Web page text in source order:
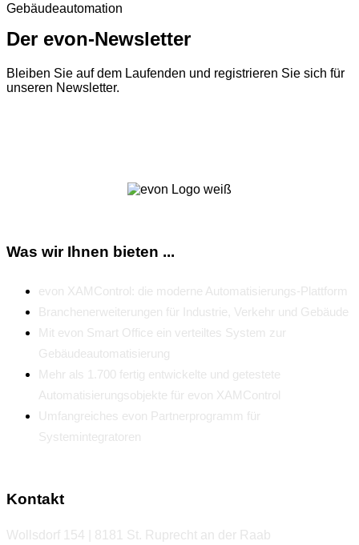
Gebäudeautomation
Der evon-Newsletter
Bleiben Sie auf dem Laufenden und registrieren Sie sich für
unseren Newsletter.
Was wir Ihnen bieten ...
evon XAMControl: die moderne Automatisierungs-Plattform
Branchenerweiterungen für Industrie, Verkehr und Gebäude
Mit evon Smart Office ein verteiltes System zur
Gebäudeautomatisierung
Mehr als 1.700 fertig entwickelte und getestete
Automatisierungsobjekte für evon XAMControl
Umfangreiches evon Partnerprogramm für
Systemintegratoren
Kontakt
Wollsdorf 154 | 8181 St. Ruprecht an der Raab